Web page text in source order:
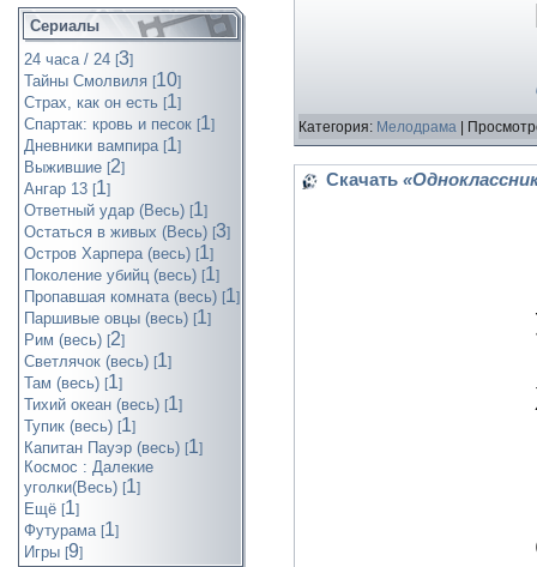
Сериалы
24 часа / 24 [3]
Тайны Смолвиля [10]
Страх, как он есть [1]
Спартак: кровь и песок [1]
Дневники вампира [1]
Выжившие [2]
Ангар 13 [1]
Ответный удар (Весь) [1]
Остаться в живых (Весь) [3]
Остров Харпера (весь) [1]
Поколение убийц (весь) [1]
Пропавшая комната (весь) [1]
Паршивые овцы (весь) [1]
Рим (весь) [2]
Светлячок (весь) [1]
Там (весь) [1]
Тихий океан (весь) [1]
Тупик (весь) [1]
Капитан Пауэр (весь) [1]
Космос : Далекие
уголки(Весь) [1]
Ещё [1]
Футурама [1]
Игры [9]
Категория: Мелодрама |
Скачать